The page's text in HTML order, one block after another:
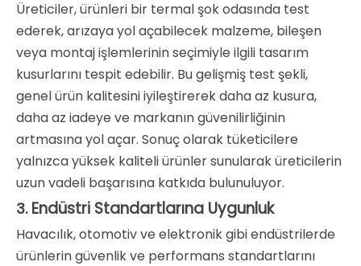
Üreticiler, ürünleri bir termal şok odasında test
ederek, arızaya yol açabilecek malzeme, bileşen
veya montaj işlemlerinin seçimiyle ilgili tasarım
kusurlarını tespit edebilir. Bu gelişmiş test şekli,
genel ürün kalitesini iyileştirerek daha az kusura,
daha az iadeye ve markanın güvenilirliğinin
artmasına yol açar. Sonuç olarak tüketicilere
yalnızca yüksek kaliteli ürünler sunularak üreticilerin
uzun vadeli başarısına katkıda bulunuluyor.
3. Endüstri Standartlarına Uygunluk
Havacılık, otomotiv ve elektronik gibi endüstrilerde
ürünlerin güvenlik ve performans standartlarını